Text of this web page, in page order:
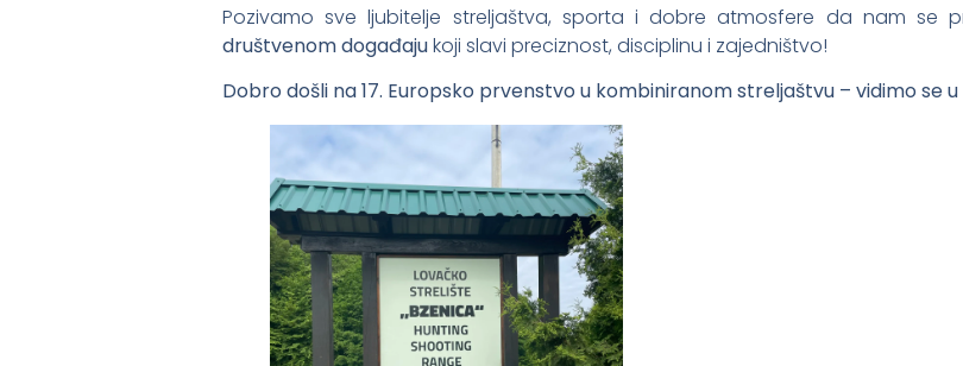
Pozivamo sve ljubitelje streljaštva, sporta i dobre atmosfere da nam se
društvenom događajukoji slavi preciznost, disciplinu i zajedništvo!
Dobro došli na 17. Europsko prvenstvo u kombiniranom streljaštvu – vidimo se